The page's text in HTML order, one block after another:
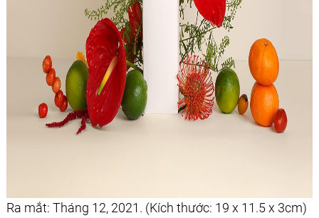
Ra mắt: Tháng 12, 2021. (Kích thước: 19 x 11.5 x 3cm)